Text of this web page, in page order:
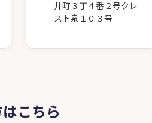
井町３丁４番２号クレ
スト泉１０３号
こちら